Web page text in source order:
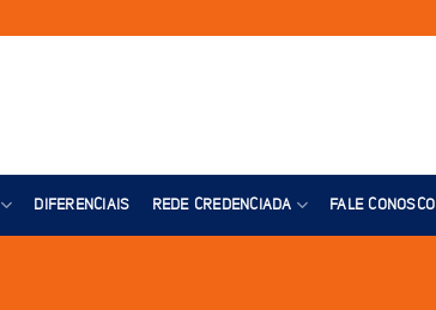
DIFERENCIAIS REDE CREDENCIADA FALE CONOSCO